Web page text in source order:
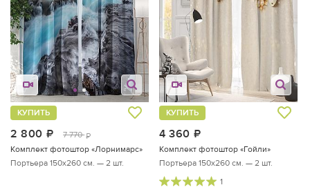
2 800 руб.
7 770 руб.
КУПИТЬ
Комплект фотоштор «Лорнимарс»
Портьера 150х260 см. — 2 шт.
4 360
КУПИТЬ
Комплект фотоштор «Гойли»
Портьера 150х260 см. — 2 шт.
1